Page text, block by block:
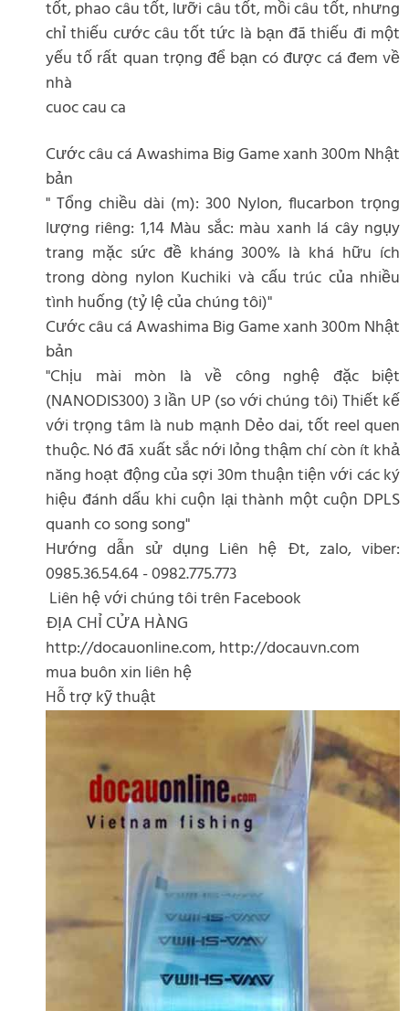
tốt, phao câu tốt, lưỡi câu tốt, mồi câu tốt, nhưng
chỉ thiếu cước câu tốt tức là bạn đã thiếu đi một
yếu tố rất quan trọng để bạn có được cá đem về
nhà
cuoc cau ca
Cước câu cá Awashima Big Game xanh 300m Nhật
bản
" Tổng chiều dài (m): 300 Nylon, flucarbon trọng
lượng riêng: 1,14 Màu sắc: màu xanh lá cây ngụy
trang mặc sức đề kháng 300% là khá hữu ích
trong dòng nylon Kuchiki và cấu trúc của nhiều
tình huống (tỷ lệ của chúng tôi)"
Cước câu cá Awashima Big Game xanh 300m Nhật
bản
"Chịu mài mòn là về công nghệ đặc biệt
(NANODIS300) 3 lần UP (so với chúng tôi) Thiết kế
với trọng tâm là nub mạnh Dẻo dai, tốt reel quen
thuộc. Nó đã xuất sắc nới lỏng thậm chí còn ít khả
năng hoạt động của sợi 30m thuận tiện với các ký
hiệu đánh dấu khi cuộn lại thành một cuộn DPLS
quanh co song song"
Hướng dẫn sử dụng Liên hệ Đt, zalo, viber:
0985.36.54.64 - 0982.775.773
Liên hệ với chúng tôi trên Facebook
ĐỊA CHỈ CỬA HÀNG
http://docauonline.com, http://docauvn.com
mua buôn xin liên hệ
Hỗ trợ kỹ thuật